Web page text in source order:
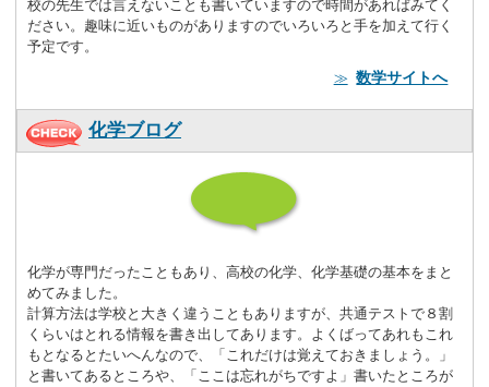
校の先生では言えないことも書いていますので時間があればみてく
ださい。趣味に近いものがありますのでいろいろと手を加えて行く
予定です。
≫ 数学サイトへ
化学ブログ
化学が専門だったこともあり、高校の化学、化学基礎の基本をまと
めてみました。
計算方法は学校と大きく違うこともありますが、共通テストで８割
くらいはとれる情報を書き出してあります。よくばってあれもこれ
もとなるとたいへんなので、「これだけは覚えておきましょう。」
と書いてあるところや、「ここは忘れがちですよ」書いたところが